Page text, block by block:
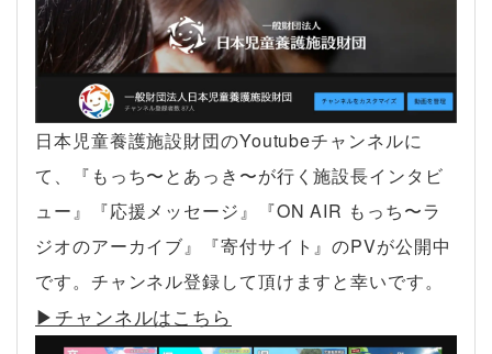
日本児童養護施設財団のYoutubeチャンネルに
て、『もっち〜とあっき〜が行く施設長インタビ
ュー』『応援メッセージ』『ON AIR もっち〜ラ
ジオのアーカイブ』『寄付サイト』のPVが公開中
です。チャンネル登録して頂けますと幸いです。
▶︎チャンネルはこちら